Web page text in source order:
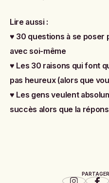
Lire aussi :
♥ 30 questions à se poser
avec soi-même
♥ Les 30 raisons qui font
pas heureux (alors que
♥ Les gens veulent
succès alors que la